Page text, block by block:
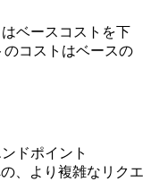
ベースコストを下
コストはベースの
ドポイント
、より複雑なリクエ